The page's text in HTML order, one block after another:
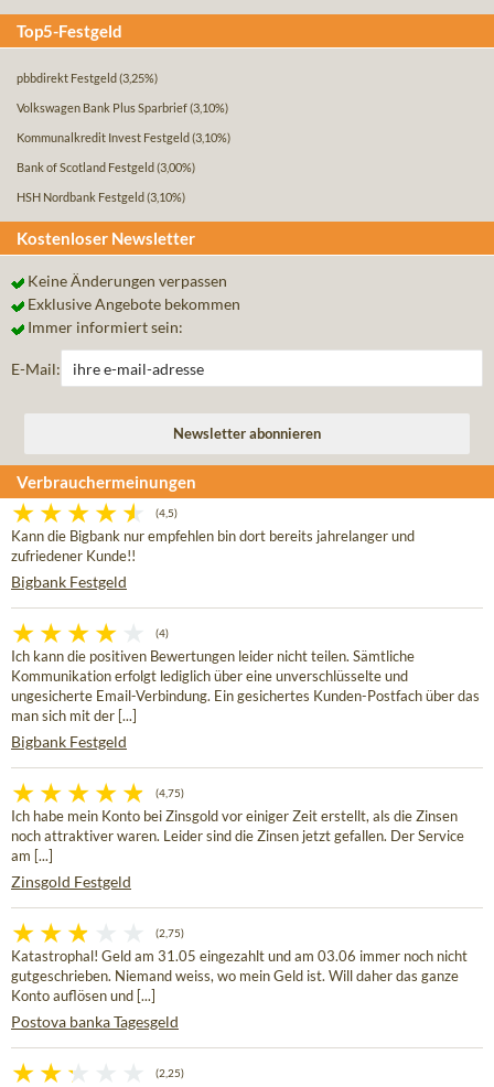
Top5-Festgeld
pbbdirekt Festgeld (3,25%)
Volkswagen Bank Plus Sparbrief(3,10%)
Kommunalkredit Invest Festgeld (3,10%)
Bank of Scotland Festgeld (3,00%)
HSH Nordbank Festgeld (3,10%)
Kostenloser Newsletter
Keine Änderungen verpassen
Exklusive Angebote bekommen
Immer informiert sein:
E-Mail:
Verbrauchermeinungen
(4,5)
Kann die Bigbank nur empfehlen bin dort bereits jahrelanger und
zufriedener Kunde!!
Bigbank Festgeld
(4)
Ich kann die positiven Bewertungen leider nicht teilen. Sämtliche
Kommunikation erfolgt lediglich über eine unverschlüsselte und
ungesicherte Email-Verbindung. Ein gesichertes Kunden-Postfach über das
man sich mit der [...]
Bigbank Festgeld
(4,75)
Ich habe mein Konto bei Zinsgold vor einiger Zeit erstellt, als die Zinsen
noch attraktiver waren. Leider sind die Zinsen jetzt gefallen. Der Service
am [...]
Zinsgold Festgeld
(2,75)
Katastrophal! Geld am 31.05 eingezahlt und am 03.06 immer noch nicht
gutgeschrieben. Niemand weiss, wo mein Geld ist. Will daher das ganze
Konto auflösen und [...]
Postova banka Tagesgeld
(2,25)